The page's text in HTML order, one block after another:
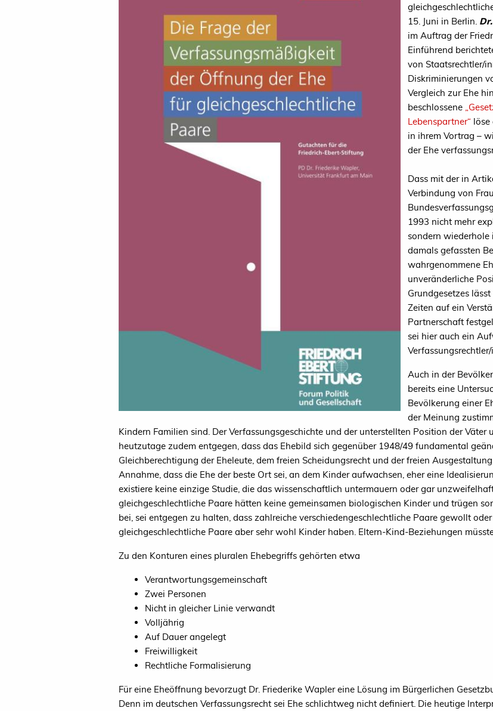
15. Juni in Berlin.
im Auftrag der
Einführend
von Staatsrechtler/
Diskriminierungen
Vergleich zur Ehe
beschlossene
Lebenspartner“ löse
in ihrem Vortrag –
der Ehe
Dass mit der in
Verbindung von
1993 nicht mehr
sondern wiederhole
damals gefassten
wahrgenommene
unveränderliche
Grundgesetzes
Zeiten auf ein
Partnerschaft
sei hier auch ein
Auch in der
bereits eine
Bevölkerung einer
der Meinung
Kindern Familien sind. Der Verfassungsgeschichte und der unterstellten Position der Väter
heutzutage zudem entgegen, dass das Ehebild sich gegenüber 1948/49 fundamental
Gleichberechtigung der Eheleute, dem freien Scheidungsrecht und der freien
Annahme, dass die Ehe der beste Ort sei, an dem Kinder aufwachsen, eher eine
existiere keine einzige Studie, die das wissenschaftlich untermauern oder gar
gleichgeschlechtliche Paare hätten keine gemeinsamen biologischen Kinder und trügen
bei, sei entgegen zu halten, dass zahlreiche verschiedengeschlechtliche Paare gewollt
gleichgeschlechtliche Paare aber sehr wohl Kinder haben. Eltern-Kind-Beziehungen
Zu den Konturen eines pluralen Ehebegriffs gehörten etwa
Verantwortungsgemeinschaft
Zwei Personen
Nicht in gleicher Linie verwandt
Volljährig
Auf Dauer angelegt
Freiwilligkeit
Rechtliche Formalisierung
Für eine Eheöffnung bevorzugt Dr. Friederike Wapler eine Lösung im Bürgerlichen
Denn im deutschen Verfassungsrecht sei Ehe schlichtweg nicht definiert. Die heutige